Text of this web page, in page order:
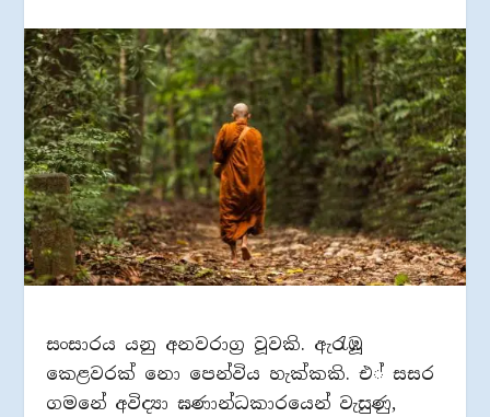
සංසාරය යනු අනවරාග‍්‍ර වූවකි. ඇරැඹූ
කෙළවරක් නො පෙන්විය හැක්කකි. එ් සසර
ගමනේ අවිද්‍යා ඝණාන්ධකාරයෙන් වැසුණු,